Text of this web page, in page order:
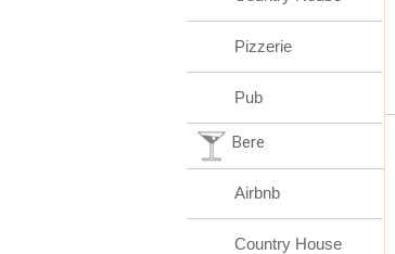
Pizzerie
Pub
Bere
Airbnb
Country House